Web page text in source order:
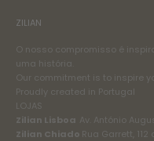
ZILIAN
O nosso compromisso é
uma história.
Our commitment is to inspire
Proudly created in Portugal
LOJAS
Zilian Lisboa Av. António
Zilian Chiado Rua Garrett, 112